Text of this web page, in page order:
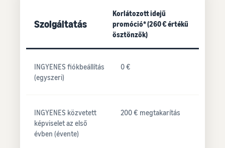
Szolgáltatás
Korlátozott idejű
promóció* (260 € értékű
ösztönzők)
INGYENES fiókbeállítás
(egyszeri)
0 €
INGYENES közvetett
képviselet az első
évben (évente)
200 € megtakarítás